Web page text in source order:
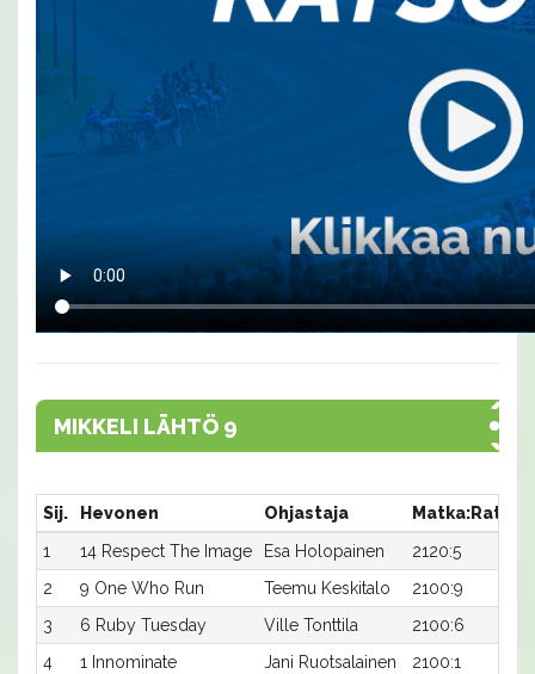
MIKKELI LÄHTÖ 9
Sij. Hevonen Ohjastaja Matka:Rata
1
14 Respect The Image Esa Holopainen 2120:5
2
9 One Who Run Teemu Keskitalo 2100:9
3
6 Ruby Tuesday Ville Tonttila 2100:6
4
1 Innominate Jani Ruotsalainen 2100:1